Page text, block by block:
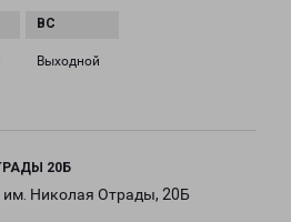
Выходной
20Б
им. Николая Отрады, 20Б